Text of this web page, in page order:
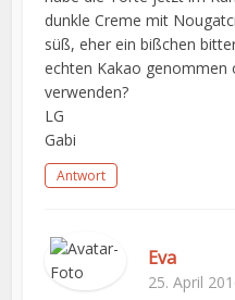
dunkle Creme mit
süß, eher ein bißchen
echten Kakao genommen
verwenden?
LG
Gabi
Antwort
Eva
25. April